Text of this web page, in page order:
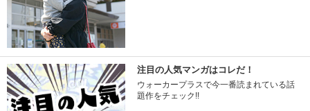
注目の人気マンガはコレだ！
ウォーカープラスで今一番読まれている話
題作をチェック!!